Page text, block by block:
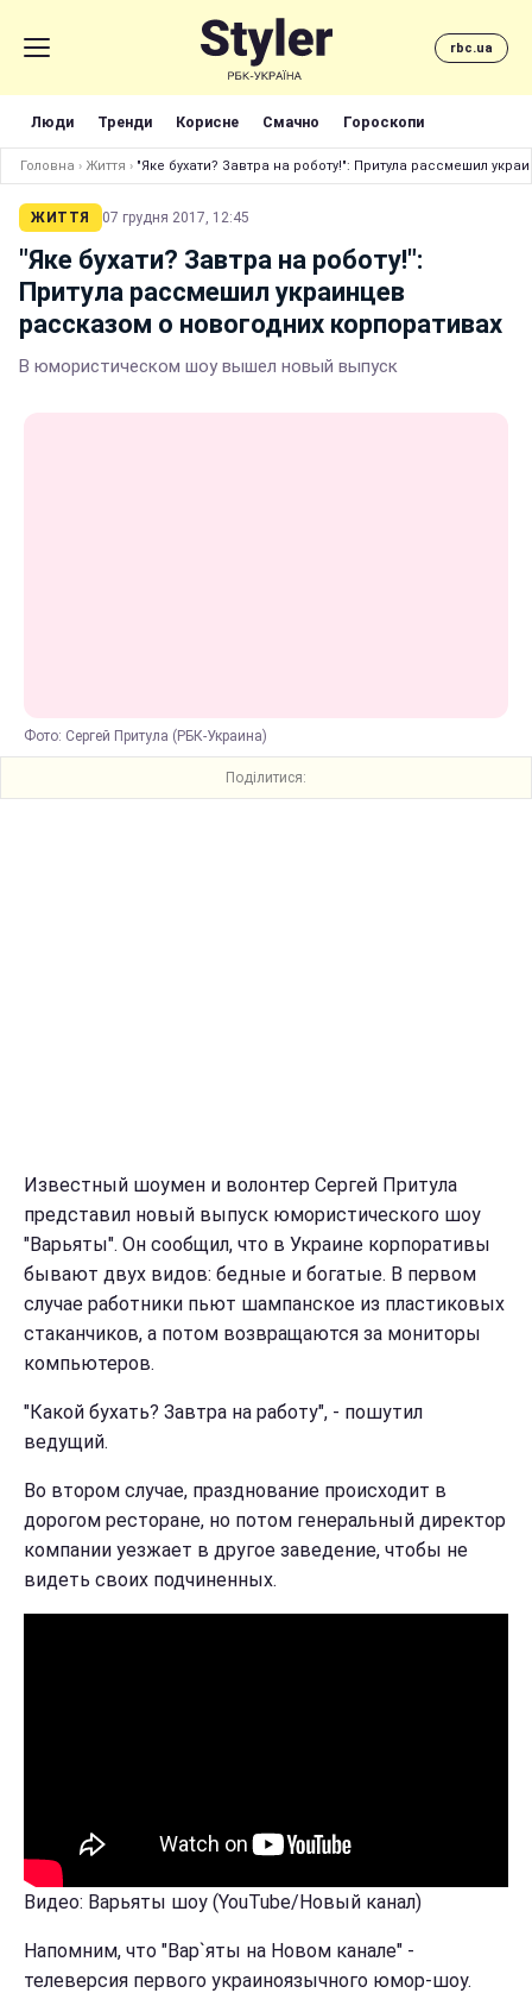
rbc.ua
Люди Тренди Корисне Смачно Гороскопи
Головна › Життя › "Яке бухати? Завтра на роботу!": Притула рассмешил
ЖИТТЯ 07 грудня 2017, 12:45
"Яке бухати? Завтра на роботу!":
Притула рассмешил украинцев
рассказом о новогодних корпоративах
В юмористическом шоу вышел новый выпуск
Фото: Сергей Притула (РБК-Украина)
Поділитися:
Известный шоумен и волонтер Сергей Притула
представил новый выпуск юмористического шоу
"Варьяты". Он сообщил, что в Украине корпоративы
бывают двух видов: бедные и богатые. В первом
случае работники пьют шампанское из пластиковых
стаканчиков, а потом возвращаются за мониторы
компьютеров.
"Какой бухать? Завтра на работу", - пошутил
ведущий.
Во втором случае, празднование происходит в
дорогом ресторане, но потом генеральный директор
компании уезжает в другое заведение, чтобы не
видеть своих подчиненных.
Видео: Варьяты шоу (YouTube/Новый канал)
Напомним, что "Вар`яты на Новом канале" -
телеверсия первого украиноязычного юмор-шоу.